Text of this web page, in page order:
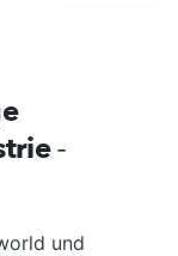
-
und